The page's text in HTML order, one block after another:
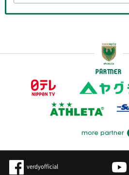
PARTNER
more partner
verdyofficial